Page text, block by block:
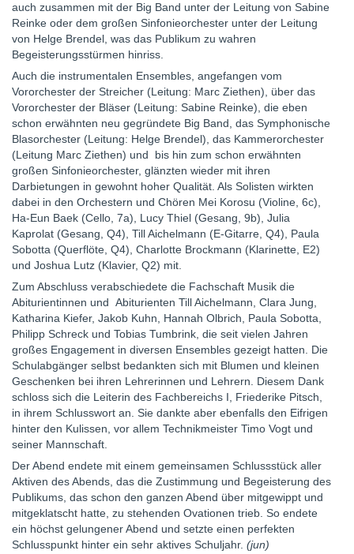
auch zusammen mit der Big Band unter der Leitung von Sabine
Reinke oder dem großen Sinfonieorchester unter der Leitung
von Helge Brendel, was das Publikum zu wahren
Begeisterungsstürmen hinriss.
Auch die instrumentalen Ensembles, angefangen vom
Vororchester der Streicher (Leitung: Marc Ziethen), über das
Vororchester der Bläser (Leitung: Sabine Reinke), die eben
schon erwähnten neu gegründete Big Band, das Symphonische
Blasorchester (Leitung: Helge Brendel), das Kammerorchester
(Leitung Marc Ziethen) und bis hin zum schon erwähnten
großen Sinfonieorchester, glänzten wieder mit ihren
Darbietungen in gewohnt hoher Qualität. Als Solisten wirkten
dabei in den Orchestern und Chören Mei Korosu (Violine, 6c),
Ha-Eun Baek (Cello, 7a), Lucy Thiel (Gesang, 9b), Julia
Kaprolat (Gesang, Q4), Till Aichelmann (E-Gitarre, Q4), Paula
Sobotta (Querflöte, Q4), Charlotte Brockmann (Klarinette, E2)
und Joshua Lutz (Klavier, Q2) mit.
Zum Abschluss verabschiedete die Fachschaft Musik die
Abiturientinnen und Abiturienten Till Aichelmann, Clara Jung,
Katharina Kiefer, Jakob Kuhn, Hannah Olbrich, Paula Sobotta,
Philipp Schreck und Tobias Tumbrink, die seit vielen Jahren
großes Engagement in diversen Ensembles gezeigt hatten. Die
Schulabgänger selbst bedankten sich mit Blumen und kleinen
Geschenken bei ihren Lehrerinnen und Lehrern. Diesem Dank
schloss sich die Leiterin des Fachbereichs I, Friederike Pitsch,
in ihrem Schlusswort an. Sie dankte aber ebenfalls den Eifrigen
hinter den Kulissen, vor allem Technikmeister Timo Vogt und
seiner Mannschaft.
Der Abend endete mit einem gemeinsamen Schlussstück aller
Aktiven des Abends, das die Zustimmung und Begeisterung des
Publikums, das schon den ganzen Abend über mitgewippt und
mitgeklatscht hatte, zu stehenden Ovationen trieb. So endete
ein höchst gelungener Abend und setzte einen perfekten
Schlusspunkt hinter ein sehr aktives Schuljahr. (jun)